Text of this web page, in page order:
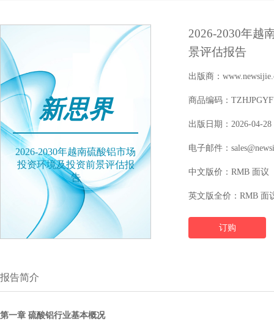
新思界
2026-2030年越南硫酸铝市场
投资环境及投资前景评估报
告
2026-2030年越
景评估报告
出版商：
商品编码：
出版日期：2026-04-28
电子邮件：
中文版价：RMB 面议
英文版全价：RMB 面
订购
报告简介
第一章 硫酸铝行业基本概况